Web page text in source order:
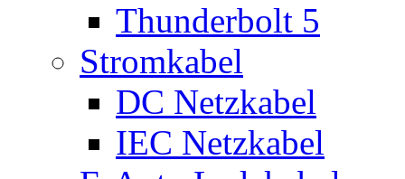
Thunderbolt 5
Stromkabel
DC Netzkabel
IEC Netzkabel